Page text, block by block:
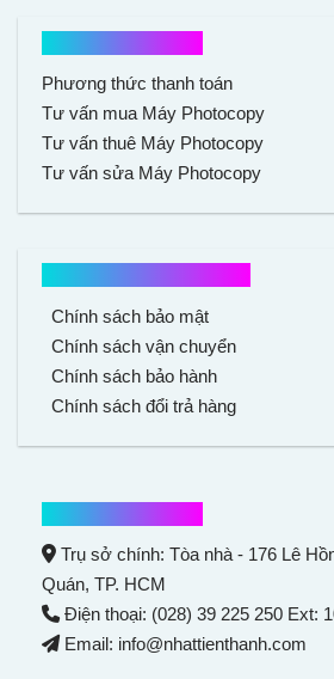
Phương thức thanh toán
Tư vấn mua Máy Photocopy
Tư vấn thuê Máy Photocopy
Tư vấn sửa Máy Photocopy
Chính sách bảo mật
Chính sách vận chuyển
Chính sách bảo hành
Chính sách đổi trả hàng
Trụ sở chính: Tòa nhà - 176 Lê
Quán, TP. HCM
Điện thoại: (028) 39 225 250 Ext:
Email: info@nhattienthanh.com